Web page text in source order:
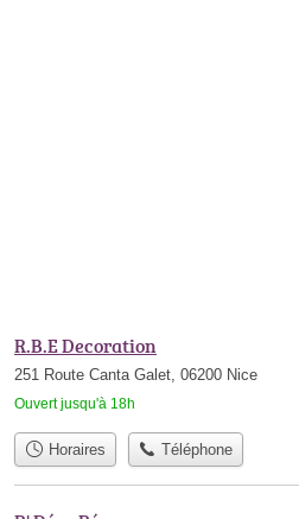
R.B.E Decoration
251 Route Canta Galet, 06200 Nice
Ouvert jusqu'à 18h
Horaires Téléphone